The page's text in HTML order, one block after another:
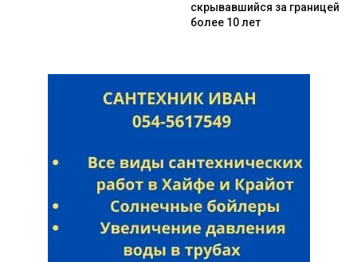
скрывавшийся за границей
более 10 лет